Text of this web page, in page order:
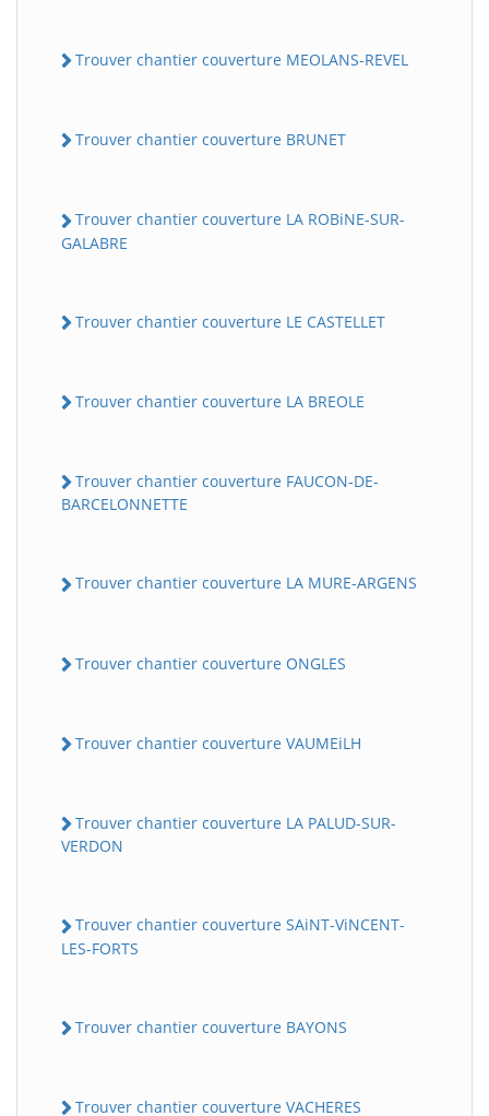
Trouver chantier couverture MEOLANS-REVEL
Trouver chantier couverture BRUNET
Trouver chantier couverture LA ROBiNE-SUR-
GALABRE
Trouver chantier couverture LE CASTELLET
Trouver chantier couverture LA BREOLE
Trouver chantier couverture FAUCON-DE-
BARCELONNETTE
Trouver chantier couverture LA MURE-ARGENS
Trouver chantier couverture ONGLES
Trouver chantier couverture VAUMEiLH
Trouver chantier couverture LA PALUD-SUR-
VERDON
Trouver chantier couverture SAiNT-ViNCENT-
LES-FORTS
Trouver chantier couverture BAYONS
Trouver chantier couverture VACHERES
BatiWebPro